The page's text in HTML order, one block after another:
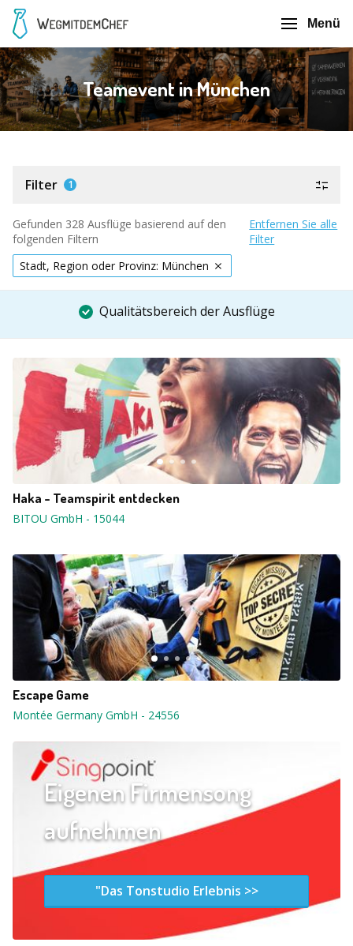
Menü
Teamevent in München
Filter 1
Gefunden 328 Ausflüge basierend auf den
folgenden Filtern
Entfernen Sie alle
Filter
Stadt, Region oder Provinz: München
Qualitätsbereich der Ausflüge
Haka - Teamspirit entdecken
BITOU GmbH - 15044
Escape Game
Montée Germany GmbH - 24556
Eigenen Firmensong
aufnehmen
"Das Tonstudio Erlebnis >>